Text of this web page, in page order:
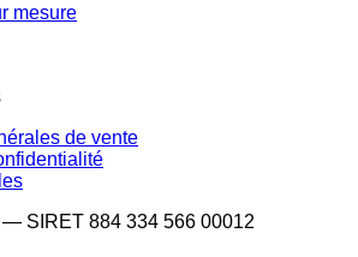
mesure
de vente
— SIRET 884 334 566 00012